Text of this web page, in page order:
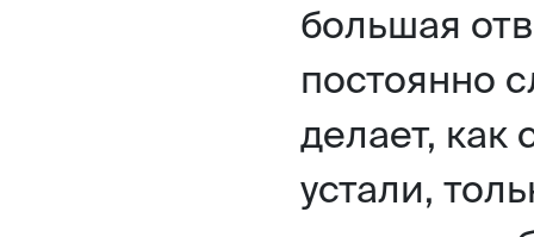
большая
постоянно
делает, как
устали,